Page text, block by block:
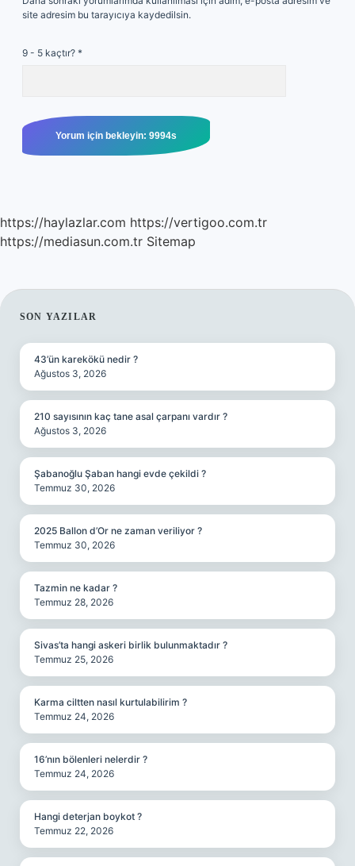
site adresim bu tarayıcıya kaydedilsin.
9 - 5 kaçtır? *
https://haylazlar.com https://vertigoo.com.tr
https://mediasun.com.tr Sitemap
SIDEBAR
SON YAZILAR
43’ün karekökü nedir ?
Ağustos 3, 2026
210 sayısının kaç tane asal çarpanı vardır ?
Ağustos 3, 2026
Şabanoğlu Şaban hangi evde çekildi ?
Temmuz 30, 2026
2025 Ballon d’Or ne zaman veriliyor ?
Temmuz 30, 2026
Tazmin ne kadar ?
Temmuz 28, 2026
Sivas’ta hangi askeri birlik bulunmaktadır ?
Temmuz 25, 2026
Karma ciltten nasıl kurtulabilirim ?
Temmuz 24, 2026
16’nın bölenleri nelerdir ?
Temmuz 24, 2026
Hangi deterjan boykot ?
Temmuz 22, 2026